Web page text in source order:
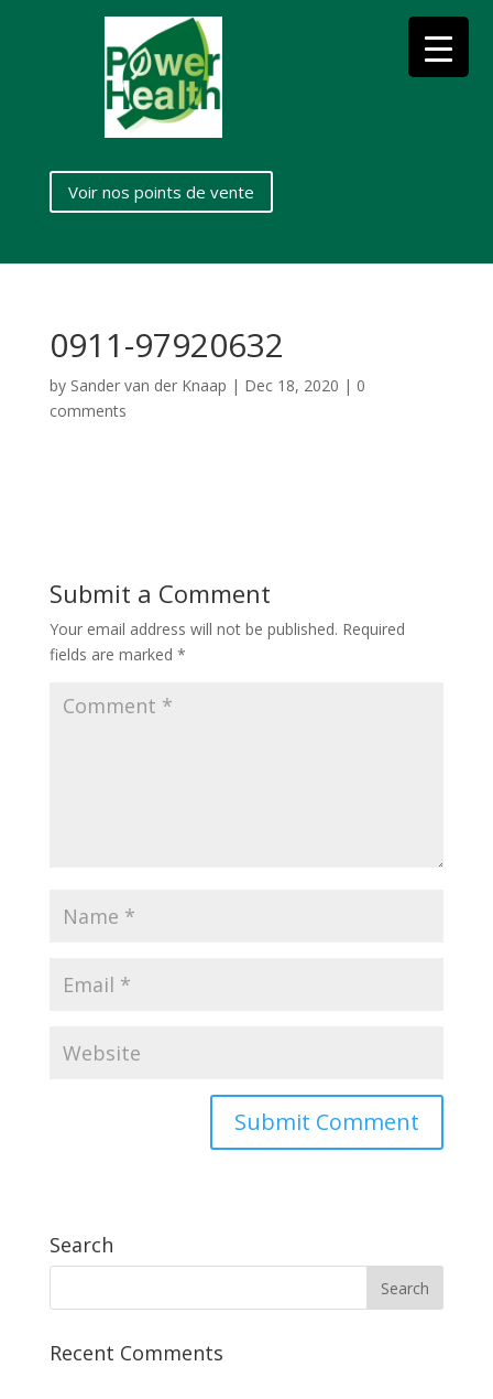
Voir nos points de vente
0911-97920632
by Sander van der Knaap | Dec 18, 2020 | 0
comments
Submit a Comment
Your email address will not be published. Required
fields are marked *
Search
Recent Comments